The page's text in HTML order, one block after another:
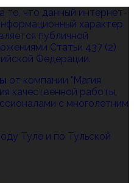
что данный интернет-
характер
публичной
Статьи 437 (2)
Федерации.
от компании "Магия
качественной работы,
с многолетним
Туле и по Тульской